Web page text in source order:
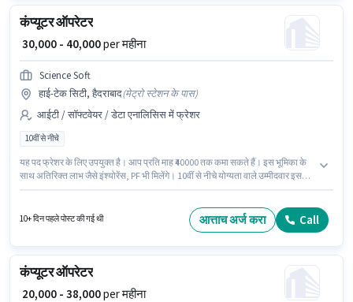
कंप्यूटर ऑपरेटर
₹ 30,000 - 40,000per महीना
Science Soft
हाई-टेक सिटी, हैदराबाद(मेट्रो स्टेशन के पास)
आईटी / सॉफ्टवेयर / डेटा एनालिसिस में फ्रेशर
10वीं से नीचे
यह पद फ्रेशर के लिए उपयुक्त है। आप प्रति माह ₹40000 तक कमा सकते हैं। इस भूमिका के
साथ अतिरिक्त लाभ जैसे इंश्योरेंस, PF भी मिलेंगे। 10वीं से नीचे योग्यता वाले उम्मीदवार इस
कंप्यूटर ऑपरेटर के रूप में जुड़ें।
10+ दिन पहले पोस्ट की गई थी आत्ताच अर्ज करा Call
कंप्यूटर ऑपरेटर
₹ 20,000 - 38,000per महीना